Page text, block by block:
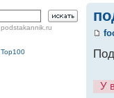
podstakannik.ru
У